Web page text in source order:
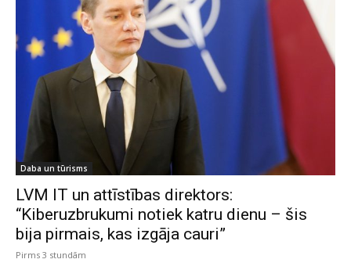
Daba un tūrisms
LVM IT un attīstības direktors:
“Kiberuzbrukumi notiek katru dienu – šis
bija pirmais, kas izgāja cauri”
Pirms 3 stundām